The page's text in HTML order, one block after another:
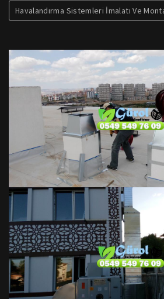
Havalandırma Sistemleri İmalatı Ve